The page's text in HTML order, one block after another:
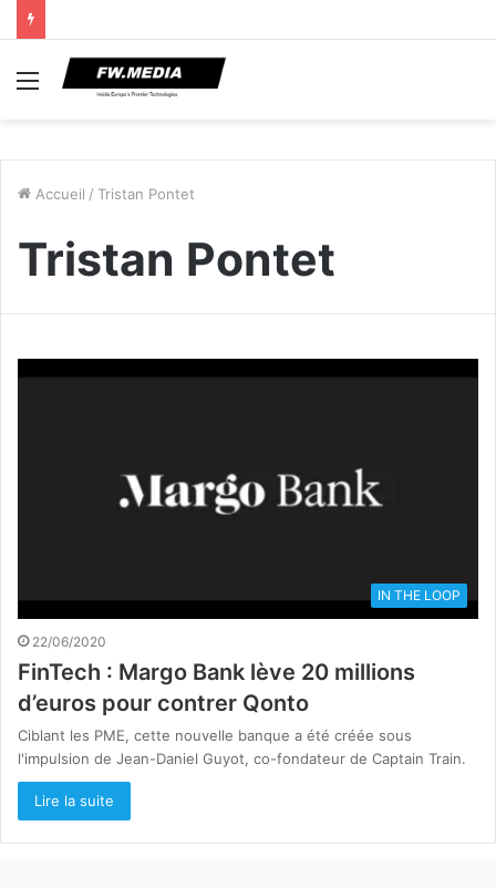
Menu
Accueil / Tristan Pontet
Tristan Pontet
IN THE LOOP
22/06/2020
FinTech : Margo Bank lève 20 millions
d’euros pour contrer Qonto
Ciblant les PME, cette nouvelle banque a été créée sous
l'impulsion de Jean-Daniel Guyot, co-fondateur de Captain Train.
Lire la suite